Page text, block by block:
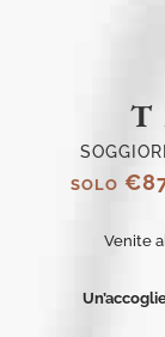
T
solo
Venite